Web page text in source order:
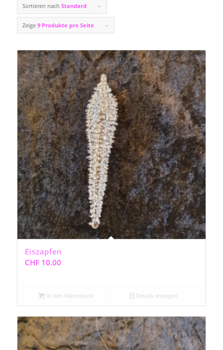
Sortieren nach Standard
Zeige 9 Produkte pro Seite
Eiszapfen
CHF10.00
In den Warenkorb Details anzeigen